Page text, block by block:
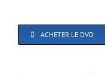
ACHETER LE DVD